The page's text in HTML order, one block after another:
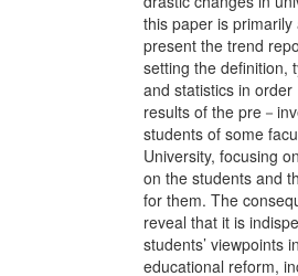
this paper is primarily
present the trend
setting the definition,
and statistics in
results of the pre－
students of some
University, focusing
on the students and
for them. The
reveal that it is
students’ viewpoints
educational reform,